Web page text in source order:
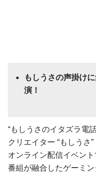
もしうさの声掛け
演！
“もしうさのイタズラ電
クリエイター “もしうさ
オンライン配信イベン
番組が融合したゲーミ